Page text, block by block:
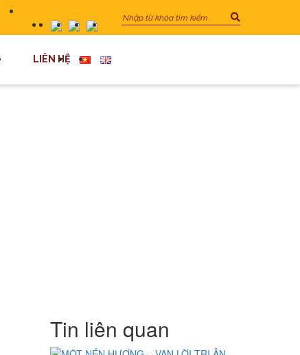
LIÊN HỆ
Tin liên quan